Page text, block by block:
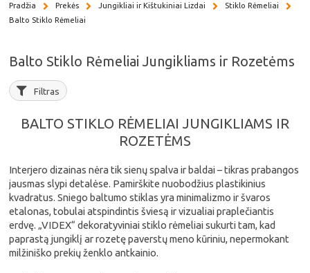
Pradžia Prekės Jungikliai ir Kištukiniai Lizdai
Stiklo Rėmeliai
Balto Stiklo Rėmeliai
Balto Stiklo Rėmeliai Jungikliams ir Rozetėms
Filtras
BALTO STIKLO RĖMELIAI JUNGIKLIAMS IR
ROZETĖMS
Interjero dizainas nėra tik sienų spalva ir baldai – tikras prabangos
jausmas slypi detalėse. Pamirškite nuobodžius plastikinius
kvadratus. Sniego baltumo stiklas yra minimalizmo ir švaros
etalonas, tobulai atspindintis šviesą ir vizualiai praplečiantis
erdvę. „VIDEX“ dekoratyviniai stiklo rėmeliai sukurti tam, kad
paprastą jungiklį ar rozetę paverstų meno kūriniu, nepermokant
milžiniško prekių ženklo antkainio.